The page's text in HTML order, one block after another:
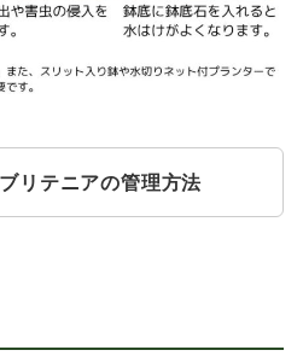
リテニアの管理方法